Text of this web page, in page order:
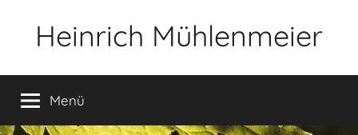
Heinrich Mühlenmeier
Glauben,
Umwelt,
Menü